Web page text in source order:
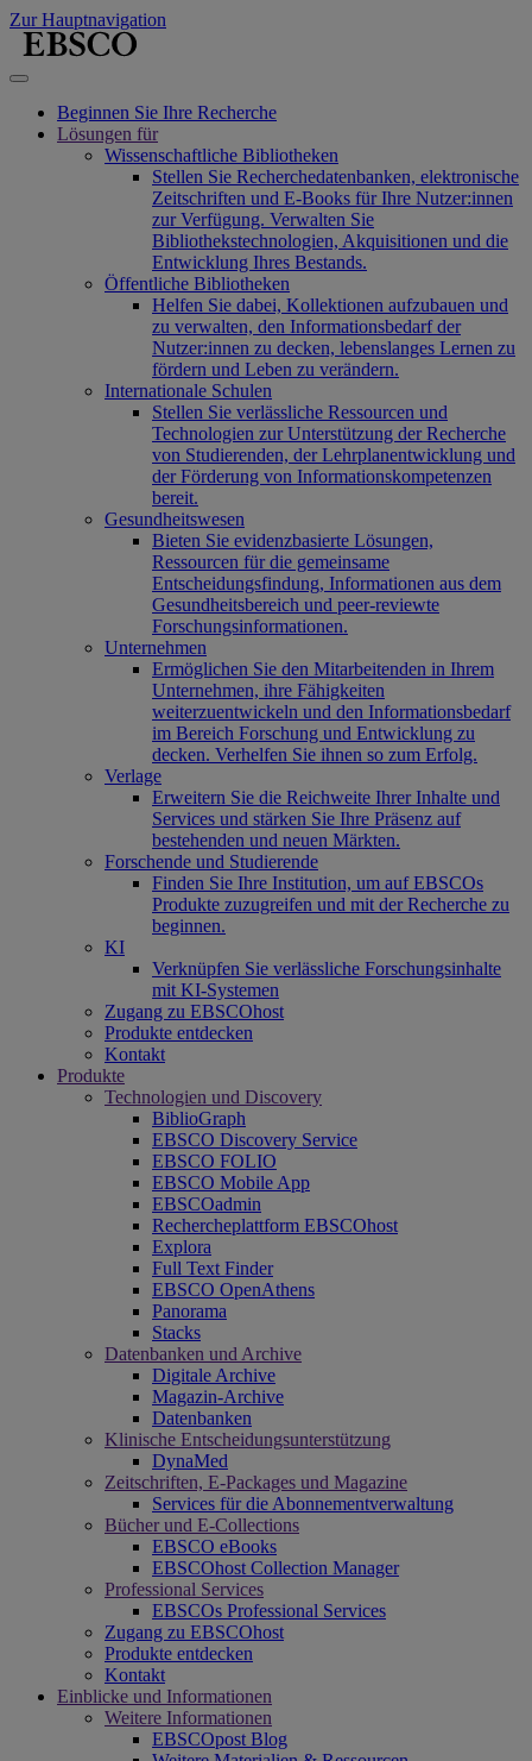
Zur Hauptnavigation
Beginnen Sie Ihre Recherche
Lösungen für
Wissenschaftliche Bibliotheken
Stellen Sie Recherchedatenbanken, elektronische
Zeitschriften und E-Books für Ihre Nutzer:innen
zur Verfügung. Verwalten Sie
Bibliothekstechnologien, Akquisitionen und die
Entwicklung Ihres Bestands.
Öffentliche Bibliotheken
Helfen Sie dabei, Kollektionen aufzubauen und
zu verwalten, den Informationsbedarf der
Nutzer:innen zu decken, lebenslanges Lernen zu
fördern und Leben zu verändern.
Internationale Schulen
Stellen Sie verlässliche Ressourcen und
Technologien zur Unterstützung der Recherche
von Studierenden, der Lehrplanentwicklung und
der Förderung von Informationskompetenzen
bereit.
Gesundheitswesen
Bieten Sie evidenzbasierte Lösungen,
Ressourcen für die gemeinsame
Entscheidungsfindung, Informationen aus dem
Gesundheitsbereich und peer-reviewte
Forschungsinformationen.
Unternehmen
Ermöglichen Sie den Mitarbeitenden in Ihrem
Unternehmen, ihre Fähigkeiten
weiterzuentwickeln und den Informationsbedarf
im Bereich Forschung und Entwicklung zu
decken. Verhelfen Sie ihnen so zum Erfolg.
Verlage
Erweitern Sie die Reichweite Ihrer Inhalte und
Services und stärken Sie Ihre Präsenz auf
bestehenden und neuen Märkten.
Forschende und Studierende
Finden Sie Ihre Institution, um auf EBSCOs
Produkte zuzugreifen und mit der Recherche zu
beginnen.
KI
Verknüpfen Sie verlässliche Forschungsinhalte
mit KI-Systemen
Zugang zu EBSCOhost
Produkte entdecken
Kontakt
Produkte
Technologien und Discovery
BiblioGraph
EBSCO Discovery Service
EBSCO FOLIO
EBSCO Mobile App
EBSCOadmin
Rechercheplattform EBSCOhost
Explora
Full Text Finder
EBSCO OpenAthens
Panorama
Stacks
Datenbanken und Archive
Digitale Archive
Magazin-Archive
Datenbanken
Klinische Entscheidungsunterstützung
DynaMed
Zeitschriften, E-Packages und Magazine
Services für die Abonnementverwaltung
Bücher und E-Collections
EBSCO eBooks
EBSCOhost Collection Manager
Professional Services
EBSCOs Professional Services
Zugang zu EBSCOhost
Produkte entdecken
Kontakt
Einblicke und Informationen
Weitere Informationen
EBSCOpost Blog